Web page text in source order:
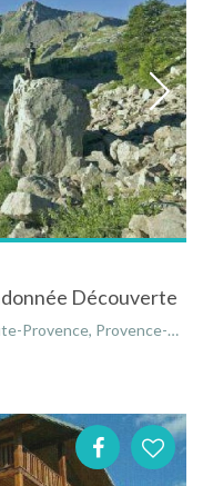
Découverte
Alpes-Côte d'Azur, France